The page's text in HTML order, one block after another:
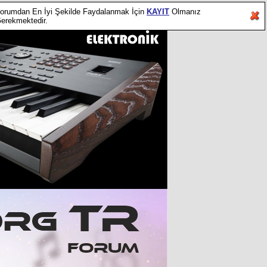
En İyi Şekilde Faydalanmak İçin KAYIT Olmanız